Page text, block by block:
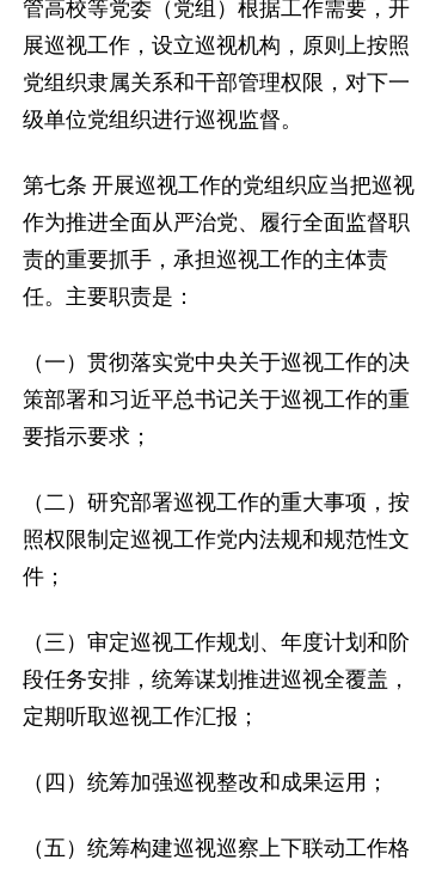
管高校等党委（党组）根据工作需要，开
展巡视工作，设立巡视机构，原则上按照
党组织隶属关系和干部管理权限，对下一
级单位党组织进行巡视监督。
第七条 开展巡视工作的党组织应当把巡视
作为推进全面从严治党、履行全面监督职
责的重要抓手，承担巡视工作的主体责
任。主要职责是：
（一）贯彻落实党中央关于巡视工作的决
策部署和习近平总书记关于巡视工作的重
要指示要求；
（二）研究部署巡视工作的重大事项，按
照权限制定巡视工作党内法规和规范性文
件；
（三）审定巡视工作规划、年度计划和阶
段任务安排，统筹谋划推进巡视全覆盖，
定期听取巡视工作汇报；
（四）统筹加强巡视整改和成果运用；
（五）统筹构建巡视巡察上下联动工作格